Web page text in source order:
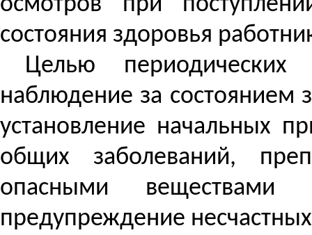
состояния здоровья
Целью периодических
наблюдение за состоянием
установление начальных
общих заболеваний,
опасными
предупреждение